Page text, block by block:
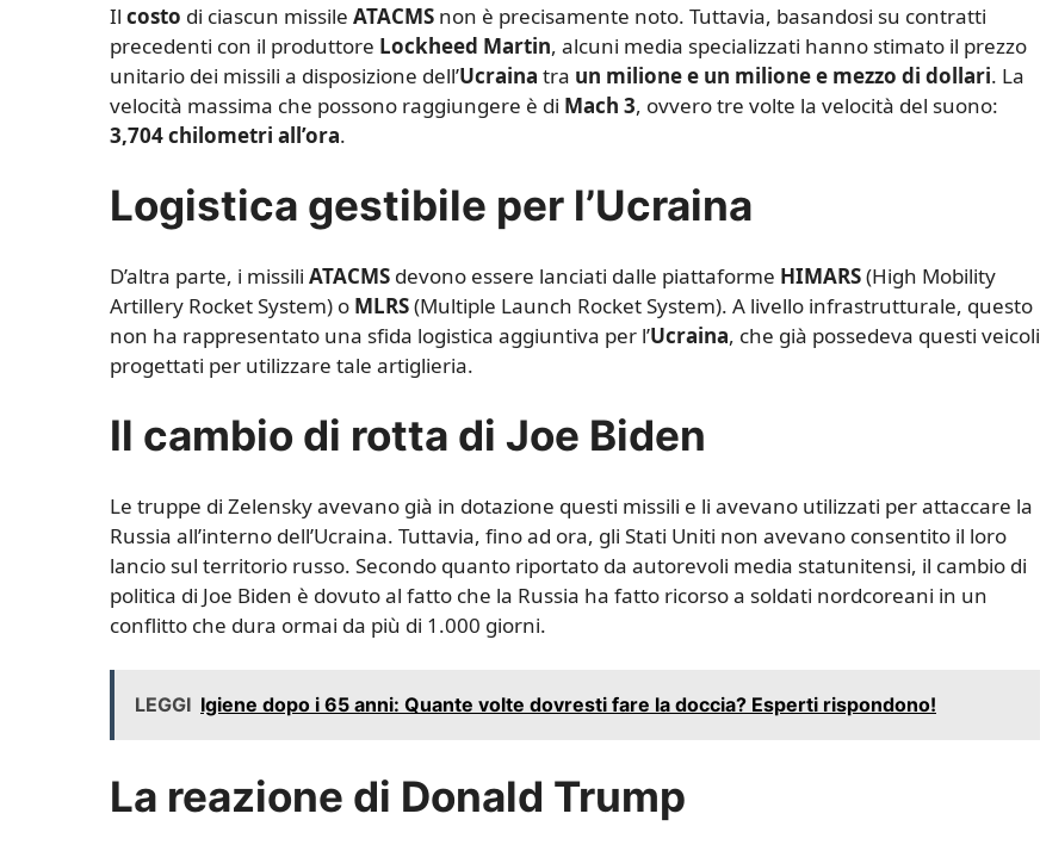
Il costo di ciascun missile ATACMS non è precisamente noto. Tuttavia, basandosi su contratti
precedenti con il produttore Lockheed Martin, alcuni media specializzati hanno stimato il prezzo
unitario dei missili a disposizione dell’Ucraina tra un milione e un milione e mezzo di dollari. La
velocità massima che possono raggiungere è di Mach 3, ovvero tre volte la velocità del suono:
3,704 chilometri all’ora.
Logistica gestibile per l’Ucraina
D’altra parte, i missili ATACMS devono essere lanciati dalle piattaforme HIMARS(High Mobility
Artillery Rocket System) o MLRS(Multiple Launch Rocket System). A livello infrastrutturale, questo
non ha rappresentato una sfida logistica aggiuntiva per l’Ucraina, che già possedeva questi veicoli
progettati per utilizzare tale artiglieria.
Il cambio di rotta di Joe Biden
Le truppe di Zelensky avevano già in dotazione questi missili e li avevano utilizzati per attaccare la
Russia all’interno dell’Ucraina. Tuttavia, fino ad ora, gli Stati Uniti non avevano consentito il loro
lancio sul territorio russo. Secondo quanto riportato da autorevoli media statunitensi, il cambio di
politica di Joe Biden è dovuto al fatto che la Russia ha fatto ricorso a soldati nordcoreani in un
conflitto che dura ormai da più di 1.000 giorni.
LEGGI Igiene dopo i 65 anni: Quante volte dovresti fare la doccia? Esperti rispondono!
La reazione di Donald Trump